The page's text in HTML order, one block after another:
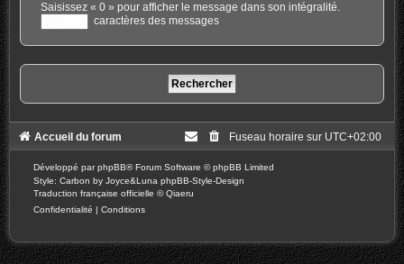
Saisissez « 0 » pour afficher le message dans son intégralité.
caractères des messages
Accueil du forum Fuseau horaire sur UTC+02:00
Développé parphpBB® Forum Software © phpBB Limited
Style: Carbon by Joyce&Luna phpBB-Style-Design
Traduction française officielle ©Qiaeru
Confidentialité | Conditions